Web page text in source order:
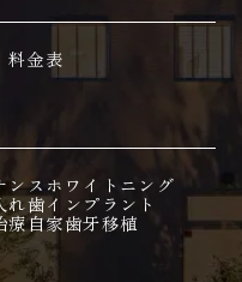
料金表
ンス ホワイトニング
れ歯インプラント
療自家歯牙移植